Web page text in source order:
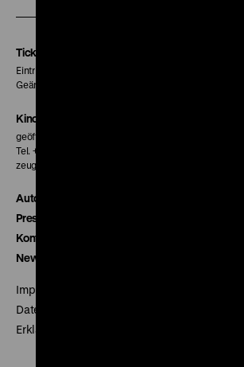
Tickets
Eintritt 5 €
Geänderte Preise sind im Programm vermerkt.
Kinokasse
geöffnet 30 Minuten vor Beginn der ersten Vorstellung
Tel. + 49 30 20304-770
zeughauskino@dhm.de
Autor*innen
Presse
Kontakt
Newsletter
Impressum
Datenschutz
Erklärung digitale Barrierefreiheit